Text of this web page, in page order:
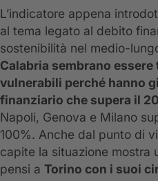
L’indicatore appena
al tema legato al debito
sostenibilità nel medio-
Calabria sembrano
vulnerabili perché hanno
finanziario che supera il
Napoli, Genova e Milano
100%. Anche dal punto di
capite la situazione mostra
pensi a Torino con i suoi